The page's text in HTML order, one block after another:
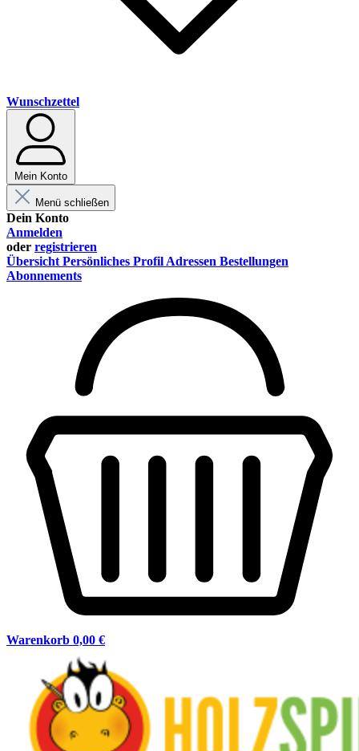
Wunschzettel
Mein Konto
Menü schließen
Dein Konto
Anmelden
oder registrieren
Übersicht Persönliches Profil Adressen Bestellungen
Abonnements
Warenkorb 0,00 €